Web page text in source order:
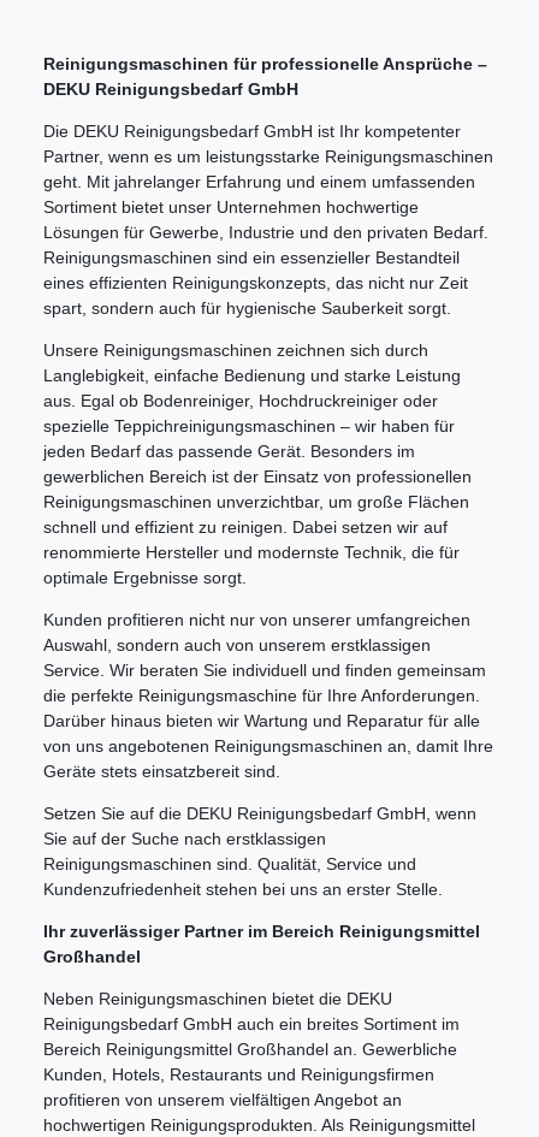
Reinigungsmaschinen für professionelle Ansprüche –
DEKU Reinigungsbedarf GmbH
Die DEKU Reinigungsbedarf GmbH ist Ihr kompetenter
Partner, wenn es um leistungsstarke Reinigungsmaschinen
geht. Mit jahrelanger Erfahrung und einem umfassenden
Sortiment bietet unser Unternehmen hochwertige
Lösungen für Gewerbe, Industrie und den privaten Bedarf.
Reinigungsmaschinen sind ein essenzieller Bestandteil
eines effizienten Reinigungskonzepts, das nicht nur Zeit
spart, sondern auch für hygienische Sauberkeit sorgt.
Unsere Reinigungsmaschinen zeichnen sich durch
Langlebigkeit, einfache Bedienung und starke Leistung
aus. Egal ob Bodenreiniger, Hochdruckreiniger oder
spezielle Teppichreinigungsmaschinen – wir haben für
jeden Bedarf das passende Gerät. Besonders im
gewerblichen Bereich ist der Einsatz von professionellen
Reinigungsmaschinen unverzichtbar, um große Flächen
schnell und effizient zu reinigen. Dabei setzen wir auf
renommierte Hersteller und modernste Technik, die für
optimale Ergebnisse sorgt.
Kunden profitieren nicht nur von unserer umfangreichen
Auswahl, sondern auch von unserem erstklassigen
Service. Wir beraten Sie individuell und finden gemeinsam
die perfekte Reinigungsmaschine für Ihre Anforderungen.
Darüber hinaus bieten wir Wartung und Reparatur für alle
von uns angebotenen Reinigungsmaschinen an, damit Ihre
Geräte stets einsatzbereit sind.
Setzen Sie auf die DEKU Reinigungsbedarf GmbH, wenn
Sie auf der Suche nach erstklassigen
Reinigungsmaschinen sind. Qualität, Service und
Kundenzufriedenheit stehen bei uns an erster Stelle.
Ihr zuverlässiger Partner im Bereich Reinigungsmittel
Großhandel
Neben Reinigungsmaschinen bietet die DEKU
Reinigungsbedarf GmbH auch ein breites Sortiment im
Bereich Reinigungsmittel Großhandel an. Gewerbliche
Kunden, Hotels, Restaurants und Reinigungsfirmen
profitieren von unserem vielfältigen Angebot an
hochwertigen Reinigungsprodukten. Als Reinigungsmittel